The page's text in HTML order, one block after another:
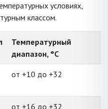
условиях,
классом.
Температурный
диапазон, °C
от +10 до +32
от +16 до +32